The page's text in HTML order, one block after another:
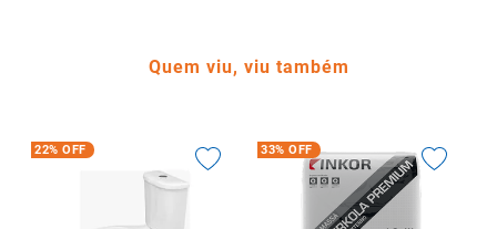
Quem viu, viu também
22% OFF 33% OFF